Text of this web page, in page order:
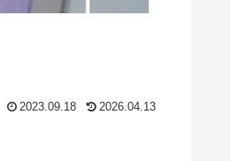
2023.09.18 2026.04.13